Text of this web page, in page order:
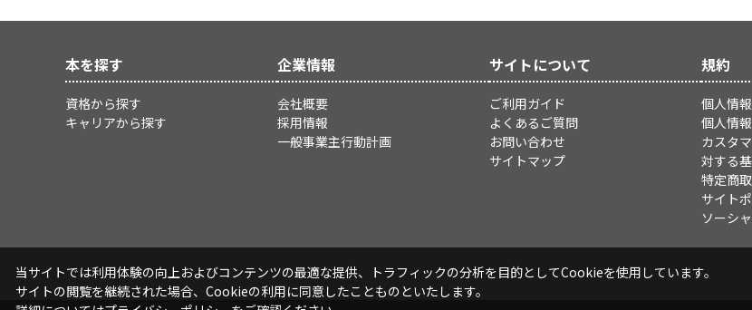
本を探す
資格から探す
キャリアから探す
企業情報
会社概要
採用情報
一般事業主行動計画
サイトについて
ご利用ガイド
よくあるご質問
お問い合わせ
サイトマップ
規約
個人情
個人情
カスタ
対する
特定商
サイト
ソーシ
当サイトでは利用体験の向上およびコンテンツの最適な提供、トラフィックの分析を目的としてCookieを使用しています。
サイトの閲覧を継続された場合、Cookieの利用に同意したことものといたします。